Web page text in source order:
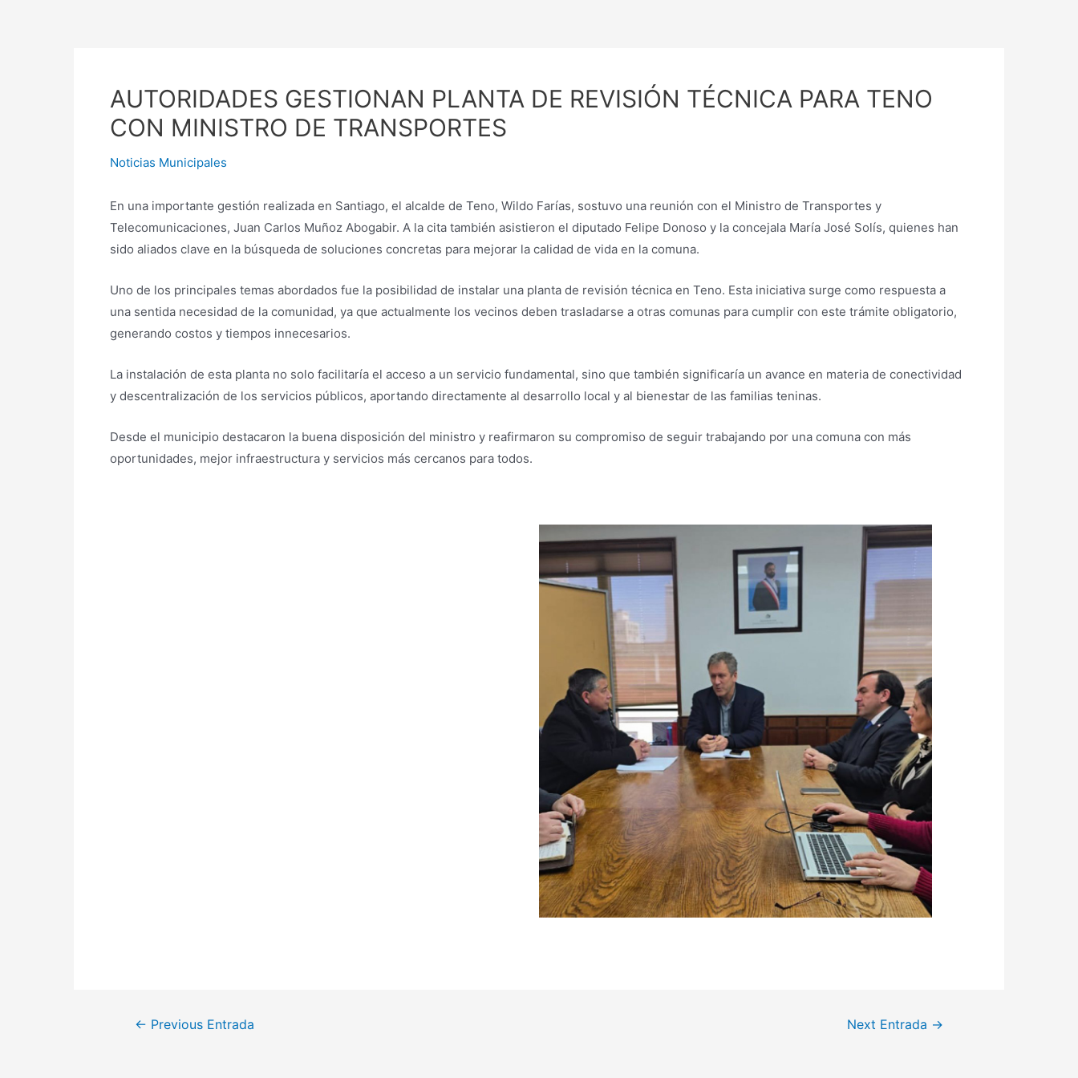
AUTORIDADES GESTIONAN PLANTA DE REVISIÓN TÉCNICA PARA TENO
CON MINISTRO DE TRANSPORTES
Noticias Municipales
En una importante gestión realizada en Santiago, el alcalde de Teno, Wildo Farías, sostuvo una reunión con el Ministro de Transportes y
Telecomunicaciones, Juan Carlos Muñoz Abogabir. A la cita también asistieron el diputado Felipe Donoso y la concejala María José Solís, quienes han
sido aliados clave en la búsqueda de soluciones concretas para mejorar la calidad de vida en la comuna.
Uno de los principales temas abordados fue la posibilidad de instalar una planta de revisión técnica en Teno. Esta iniciativa surge como respuesta a
una sentida necesidad de la comunidad, ya que actualmente los vecinos deben trasladarse a otras comunas para cumplir con este trámite obligatorio,
generando costos y tiempos innecesarios.
La instalación de esta planta no solo facilitaría el acceso a un servicio fundamental, sino que también significaría un avance en materia de conectividad
y descentralización de los servicios públicos, aportando directamente al desarrollo local y al bienestar de las familias teninas.
Desde el municipio destacaron la buena disposición del ministro y reafirmaron su compromiso de seguir trabajando por una comuna con más
oportunidades, mejor infraestructura y servicios más cercanos para todos.
← Previous Entrada Next Entrada →